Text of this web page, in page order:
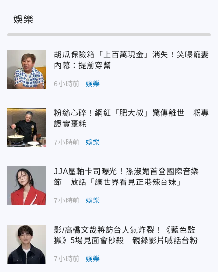
娛樂
胡瓜保險箱「上百萬現金」消失！笑曝寵妻
內幕：提前穿幫
6小時前 娛樂
粉絲心碎！網紅「肥大叔」驚傳離世 粉專
證實噩耗
7小時前 娛樂
JJA壓軸卡司曝光！孫淑媚首登國際音樂
節 放話「讓世界看見正港辣台妹」
7小時前 娛樂
影/高橋文哉將訪台人氣炸裂！《藍色監
獄》5場見面會秒殺 親錄影片喊話台粉
7小時前 娛樂